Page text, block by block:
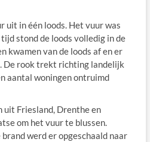
uit in één loods. Het vuur was
stond de loods volledig in de
kwamen van de loods af en er
De rook trekt richting landelijk
aantal woningen ontruimd
Friesland, Drenthe en
om het vuur te blussen.
werd er opgeschaald naar